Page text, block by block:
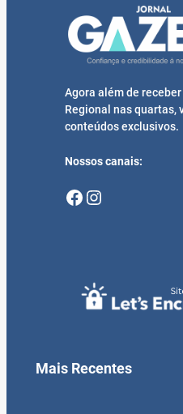
Agora além de
Regional nas quartas,
conteúdos exclusivos.
Nossos canais:
Facebook Instagram
Mais Recentes